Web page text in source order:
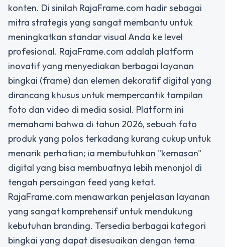
konten. Di sinilah RajaFrame.com hadir sebagai
mitra strategis yang sangat membantu untuk
meningkatkan standar visual Anda ke level
profesional. RajaFrame.com adalah platform
inovatif yang menyediakan berbagai layanan
bingkai (frame) dan elemen dekoratif digital yang
dirancang khusus untuk mempercantik tampilan
foto dan video di media sosial. Platform ini
memahami bahwa di tahun 2026, sebuah foto
produk yang polos terkadang kurang cukup untuk
menarik perhatian; ia membutuhkan "kemasan"
digital yang bisa membuatnya lebih menonjol di
tengah persaingan feed yang ketat.
RajaFrame.com menawarkan penjelasan layanan
yang sangat komprehensif untuk mendukung
kebutuhan branding. Tersedia berbagai kategori
bingkai yang dapat disesuaikan dengan tema